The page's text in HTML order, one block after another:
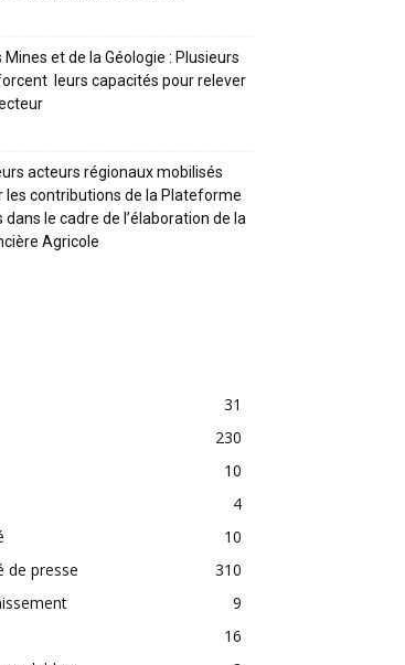
et de la Géologie : Plusieurs
leurs capacités pour relever
acteurs régionaux mobilisés
les contributions de la Plateforme
le cadre de l’élaboration de la
Agricole
31
230
10
4
10
de presse
310
9
16